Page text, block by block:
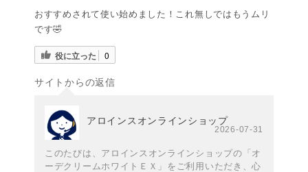
おすすめされて使い始めました！これ無しではもうムリ
です🤣
役に立った 0
サイトからの返信
アロインスオンラインショップ
2026-07-31
このたびは、アロインスオンラインショップの「オ
ーデクリームホワイトＥＸ」をご利用いただき、心